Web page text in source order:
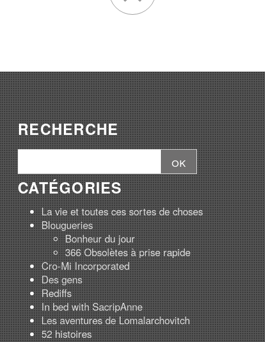
RECHERCHE
CATÉGORIES
La vie et toutes ces sortes de choses
Blougueries
Bonheur du jour
366 Obsolètes à prise rapide
Cro-Mi Incorporated
Des gens
Rediffs
In bed with SacripAnne
Les aventures de Lomalarchovitch
52 histoires